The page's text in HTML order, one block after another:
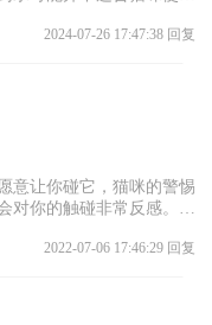
问题来使用合适的眼药
2024-07-26 17:47:38 回复
意让你碰它，猫咪的警惕
对你的触碰非常反感。
是因为恨你，想要报复
大叫，大部分宠物猫是
在你身上没有安全感。
2022-07-06 17:46:29 回复